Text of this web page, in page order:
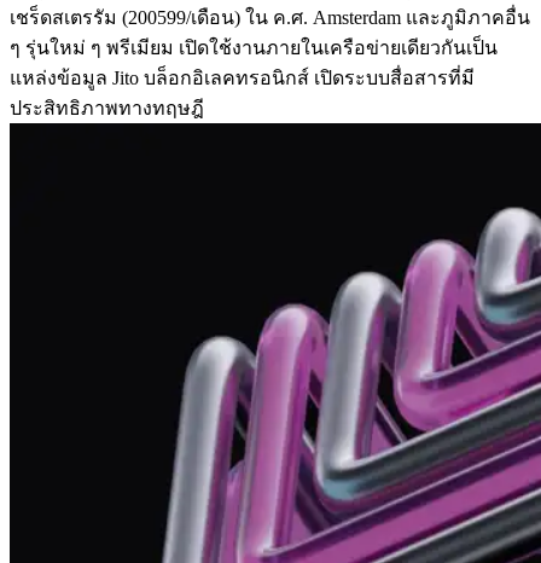
เชร็ดสเตรรัม (200599/เดือน) ใน ค.ศ. Amsterdam และภูมิภาคอื่น
ๆ รุ่นใหม่ ๆ พรีเมียม เปิดใช้งานภายในเครือข่ายเดียวกันเป็น
แหล่งข้อมูล Jito บล็อกอิเลคทรอนิกส์ เปิดระบบสื่อสารที่มี
ประสิทธิภาพทางทฤษฎี